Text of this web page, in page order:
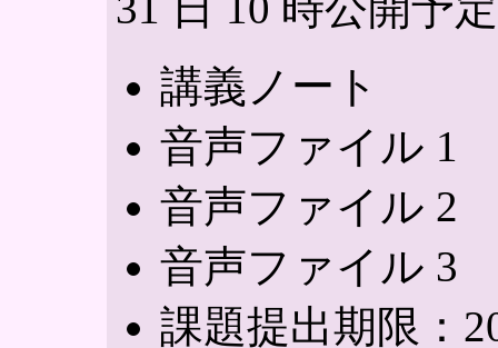
講義ノート
音声ファイル 1
音声ファイル 2
音声ファイル 3
課題提出期限：